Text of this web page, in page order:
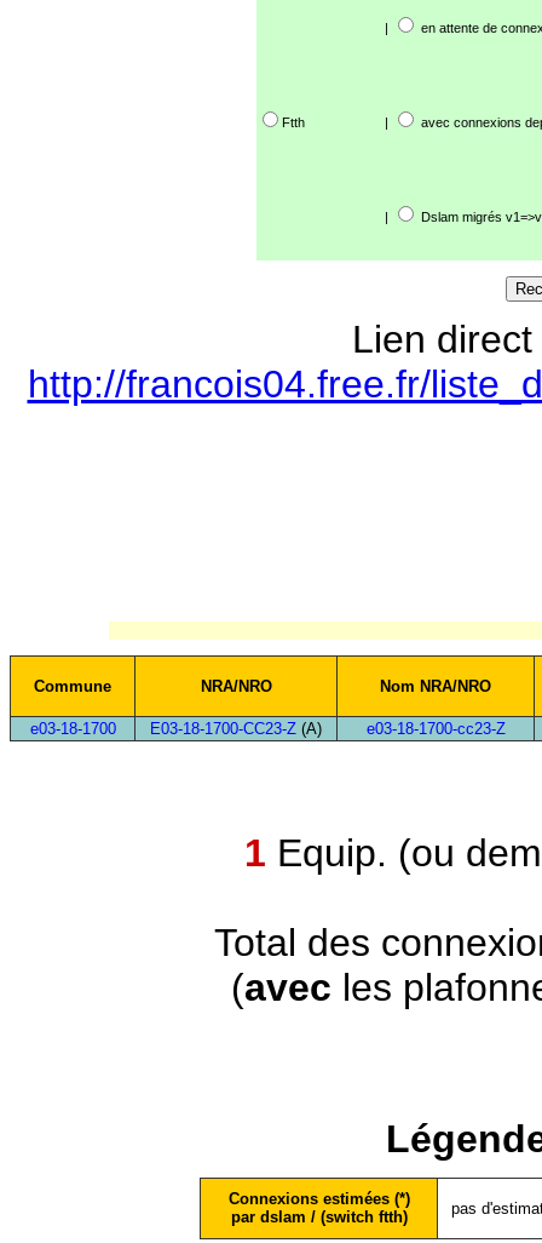
| en attente de
Ftth | avec connexions
| Dslam migrés
Lien
http://francois04.free.fr/
Commune NRA/NRO Nom NRA/NRO
e03-18-1700 E03-18-1700-CC23-Z (A) e03-18-1700-cc23-Z
1 Equip. (ou
Total des
(avec les
Connexions estimées (*)
par dslam / (switch ftth)
pas